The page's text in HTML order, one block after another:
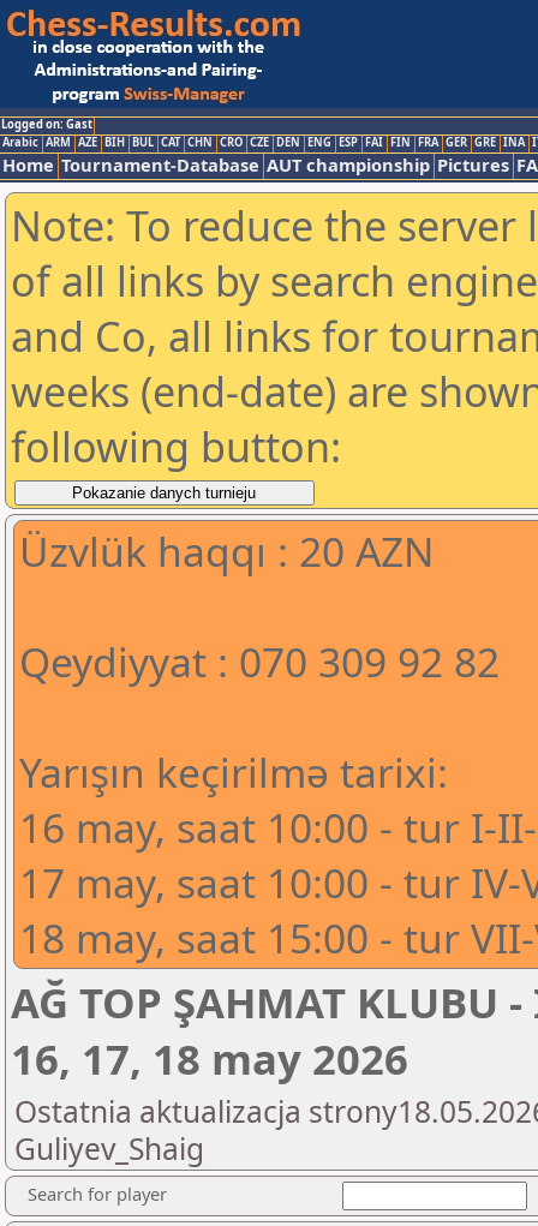
Logged on: Gast
Arabic ARM AZE BIH BUL CAT CHN CRO CZE DEN ENG ESP FAI FIN FRA GER GRE INA
Home Tournament-Database AUT championship Pictures
Note: To reduce the
of all links by search
and Co, all links for
weeks (end-date) are
following button:
Üzvlük haqqı : 20 AZN
Qeydiyyat : 070 309 92 82
Yarışın keçirilmə tarixi:
16 may, saat 10:00 - tur I-
17 may, saat 10:00 - tur IV-
18 may, saat 15:00 - tur
AĞ TOP ŞAHMAT KLUBU
16, 17, 18 may 2026
Ostatnia aktualizacja
Guliyev_Shaig
Search for player